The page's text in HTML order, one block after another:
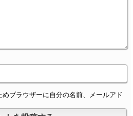
ブラウザーに自分の名前、メールアド